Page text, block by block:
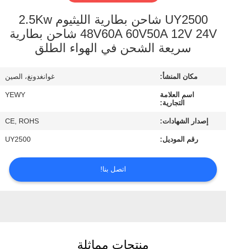
جولة
المعمل
جودة
بنا
UY2500 شاحن بطارية الليثيوم 2.5Kw
48V60A 60V50A 12V 24V شاحن بطارية
سريعة الشحن في الهواء الطلق
مكان المنشأ: غوانغدونغ، الصين
اسم العلامة
التجارية:
YEWY
إصدار الشهادات: CE, ROHS
رقم الموديل: UY2500
اتصل بنا!
منتجات مماثلة